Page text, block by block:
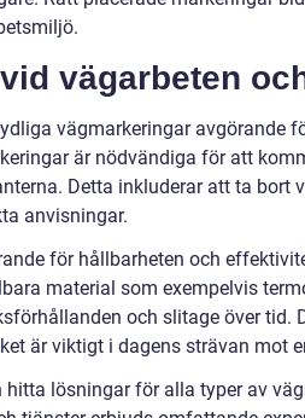
vägarbeten
vägmarkeringar avgörande
är nödvändiga för att
Detta inkluderar att ta bort
anvisningar.
för hållbarheten och
material som exempelvis
och slitage över tid.
är viktigt i dagens strävan mot
lösningar för alla typer av